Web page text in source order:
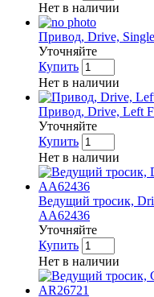
Нет в наличии
Привод, Drive,
Уточняйте
Купить
Нет в наличии
Привод, Drive, Left
Уточняйте
Купить
Нет в наличии
Ведущий тросик,
AA62436
Уточняйте
Купить
Нет в наличии